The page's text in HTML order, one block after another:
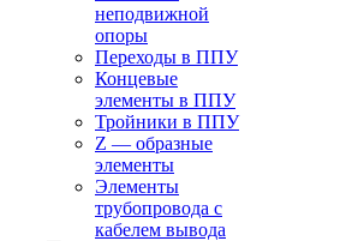
неподвижной
опоры
Переходы в ППУ
Концевые
элементы в ППУ
Тройники в ППУ
Z — образные
элементы
Элементы
трубопровода с
кабелем вывода